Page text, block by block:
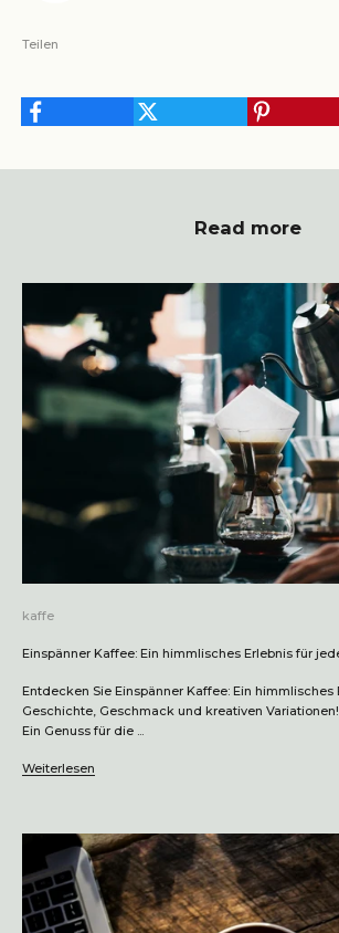
Teilen
Read more
kaffe
Einspänner Kaffee: Ein himmlisches Erlebnis für
Entdecken Sie Einspänner Kaffee: Ein himmlisches
Geschichte, Geschmack und kreativen
Ein Genuss für die ...
Weiterlesen